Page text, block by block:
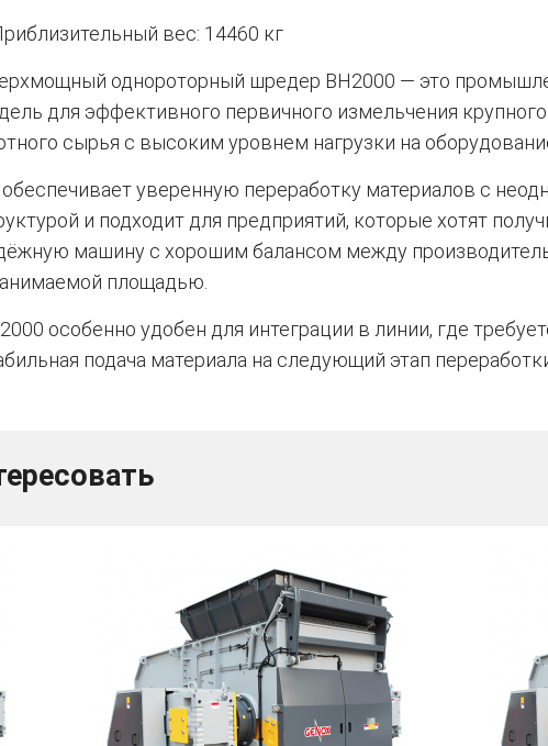
вес: 14460 кг
однороторный шредер BH2000 — это
для эффективного первичного измельчения
сырья с высоким уровнем нагрузки на
уверенную переработку материалов с
и подходит для предприятий, которые хотят
машину с хорошим балансом между
площадью.
особенно удобен для интеграции в линии, где
подача материала на следующий этап